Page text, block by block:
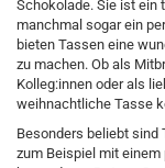
Schokolade. Sie ist ein
manchmal sogar ein
bieten Tassen eine
zu machen. Ob als
Kolleg:innen oder als
weihnachtliche Tasse
Besonders beliebt sind
zum Beispiel mit einem